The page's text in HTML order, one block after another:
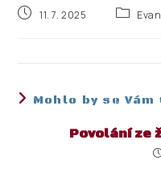
11. 7. 2025
Mohlo by se
Povolání ze